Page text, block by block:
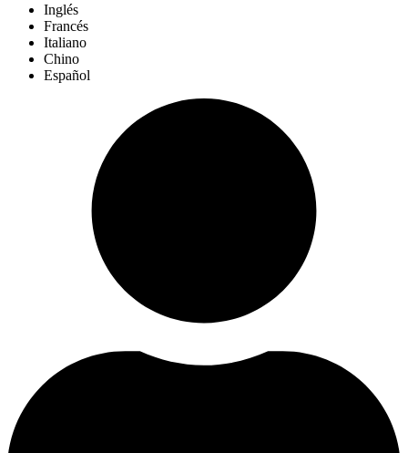
Inglés
Francés
Italiano
Chino
Español